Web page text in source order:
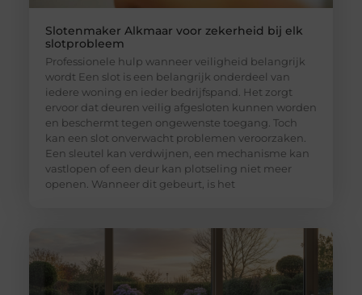
Slotenmaker Alkmaar voor zekerheid bij elk
slotprobleem
Professionele hulp wanneer veiligheid belangrijk
wordt Een slot is een belangrijk onderdeel van
iedere woning en ieder bedrijfspand. Het zorgt
ervoor dat deuren veilig afgesloten kunnen worden
en beschermt tegen ongewenste toegang. Toch
kan een slot onverwacht problemen veroorzaken.
Een sleutel kan verdwijnen, een mechanisme kan
vastlopen of een deur kan plotseling niet meer
openen. Wanneer dit gebeurt, is het